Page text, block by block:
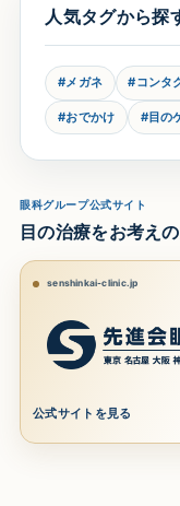
人気タグから探
#メガネ #コンタ
#おでかけ #目の
眼科グループ公式サイト
目の治療をお考え
senshinkai-clinic.jp
公式サイトを見る